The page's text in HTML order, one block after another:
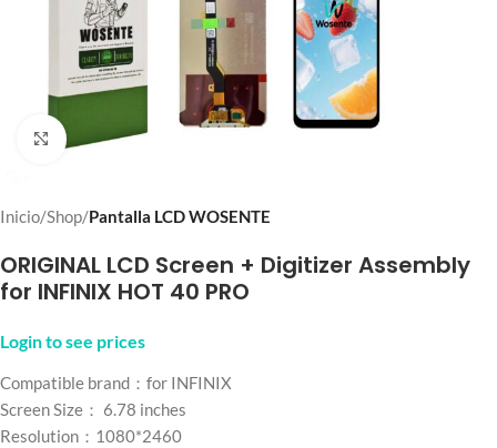
Click to enlarge
Inicio Shop Pantalla LCD WOSENTE
ORIGINAL LCD Screen + Digitizer Assembly
for INFINIX HOT 40 PRO
Login to see prices
Compatible brand：for INFINIX
Screen Size： 6.78 inches
Resolution：1080*2460